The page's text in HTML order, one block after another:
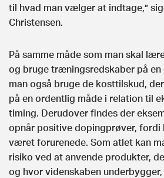
til hvad man vælger at indtage,”
Christensen.
På samme måde som man skal
og bruge træningsredskaber på en
man også bruge de kosttilskud,
på en ordentlig måde i relation til
timing. Derudover findes der
opnår positive dopingprøver, fordi
været forurenede. Som atlet kan
risiko ved at anvende produkter,
og hvor videnskaben